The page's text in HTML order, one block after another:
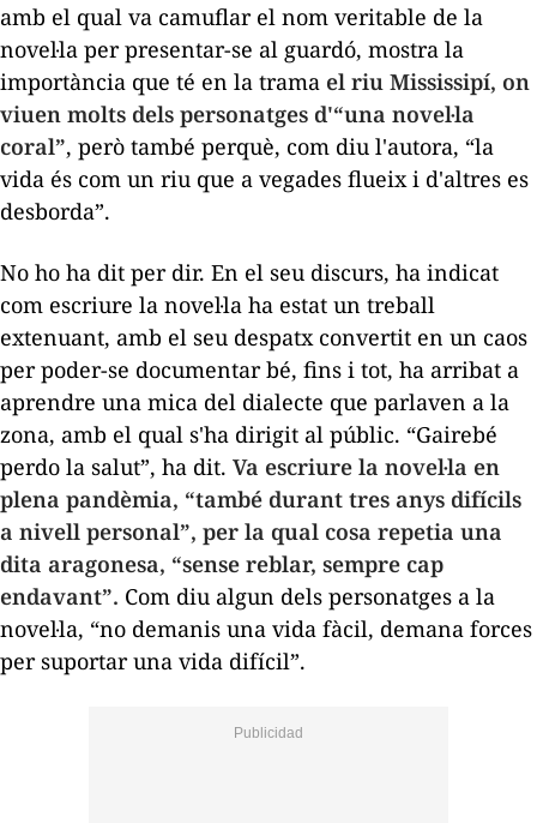
amb el qual va camuflar el nom veritable de la
novel·la per presentar-se al guardó, mostra la
importància que té en la trama el riu Mississipí, on
viuen molts dels personatges d'“una novel·la
coral”, però també perquè, com diu l'autora, “la
vida és com un riu que a vegades flueix i d'altres es
desborda”.
No ho ha dit per dir. En el seu discurs, ha indicat
com escriure la novel·la ha estat un treball
extenuant, amb el seu despatx convertit en un caos
per poder-se documentar bé, fins i tot, ha arribat a
aprendre una mica del dialecte que parlaven a la
zona, amb el qual s'ha dirigit al públic. “Gairebé
perdo la salut”, ha dit. Va escriure la novel·la en
plena pandèmia, “també durant tres anys difícils
a nivell personal”, per la qual cosa repetia una
dita aragonesa, “sense reblar, sempre cap
endavant”. Com diu algun dels personatges a la
novel·la, “no demanis una vida fàcil, demana forces
per suportar una vida difícil”.